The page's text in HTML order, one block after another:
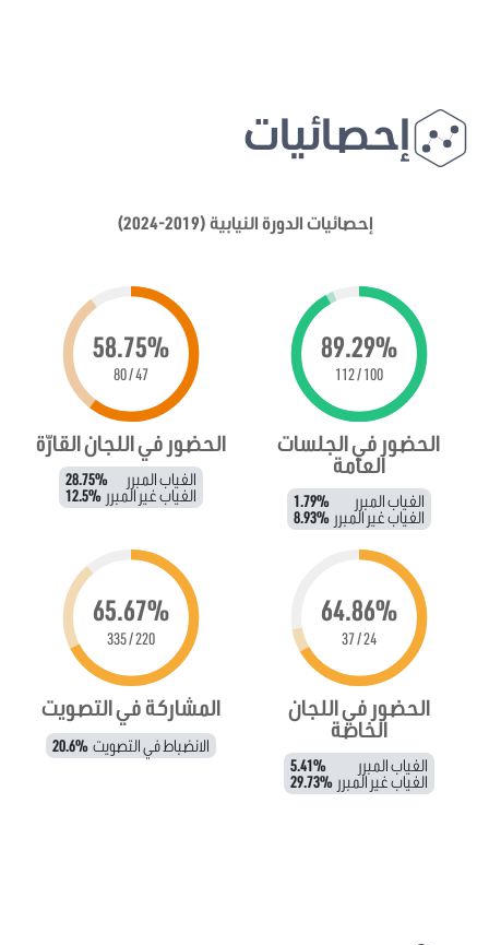
إحصائيات
إحصائيات الدورة النيابية (2019-2024)
89.29%
100 / 112
الحضور في الجلسات
العامة
الغياب المبرر 1.79%
الغياب غير المبرر 8.93%
58.75%
47 / 80
الحضور في اللجان القارّة
الغياب المبرر 28.75%
الغياب غير المبرر 12.5%
64.86%
24 / 37
الحضور في اللجان
الخاصة
الغياب المبرر 5.41%
الغياب غير المبرر 29.73%
65.67%
220 / 335
المشاركة في التصويت
الانضباط في التصويت 20.6%